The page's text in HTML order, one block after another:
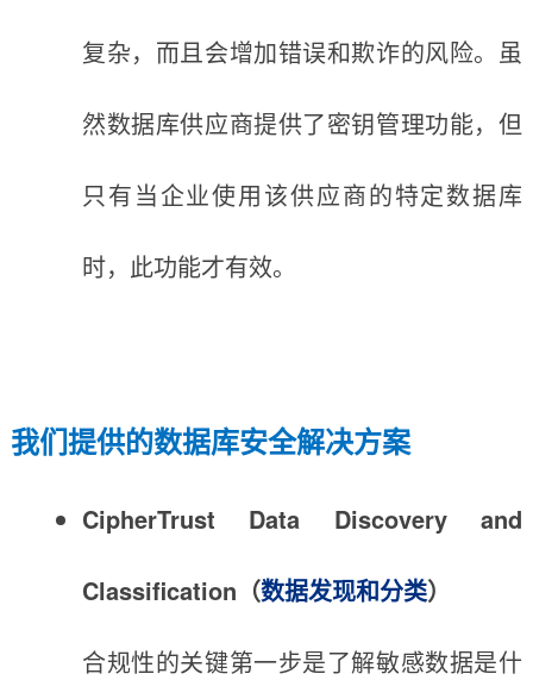
复杂，而且会增加错误和欺诈的风险。虽
然数据库供应商提供了密钥管理功能，但
只有当企业使用该供应商的特定数据库
时，此功能才有效。
我们提供的数据库安全解决方案
CipherTrust Data Discovery and
Classification（数据发现和分类）
合规性的关键第一步是了解敏感数据是什